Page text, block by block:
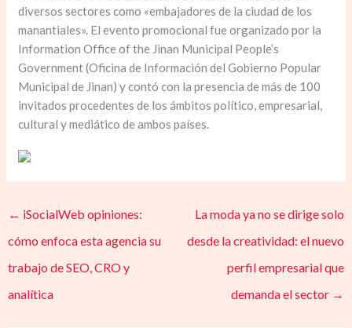
diversos sectores como «embajadores de la ciudad de los
manantiales». El evento promocional fue organizado por la
Information Office of the Jinan Municipal People’s
Government (Oficina de Información del Gobierno Popular
Municipal de Jinan) y contó con la presencia de más de 100
invitados procedentes de los ámbitos político, empresarial,
cultural y mediático de ambos países.
← iSocialWeb opiniones:
cómo enfoca esta agencia su
trabajo de SEO, CRO y
analítica
La moda ya no se dirige solo
desde la creatividad: el nuevo
perfil empresarial que
demanda el sector →